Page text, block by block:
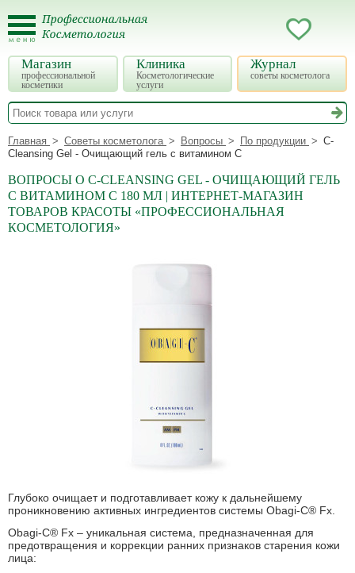
Магазин
профессиональной
косметики
Клиника
Косметологические
услуги
Журнал
советы косметолога
Главная Советы косметолога Вопросы По продукции
C-
Cleansing Gel - Очищающий гель с витамином С
ВОПРОСЫ О C-CLEANSING GEL - ОЧИЩАЮЩИЙ ГЕЛЬ
С ВИТАМИНОМ С 180 МЛ | ИНТЕРНЕТ-МАГАЗИН
ТОВАРОВ КРАСОТЫ «ПРОФЕССИОНАЛЬНАЯ
КОСМЕТОЛОГИЯ»
Глубоко очищает и подготавливает кожу к дальнейшему
проникновению активных ингредиентов системы Obagi-C® Fx.
Obagi-C® Fx – уникальная система, предназначенная для
предотвращения и коррекции ранних признаков старения кожи
лица: